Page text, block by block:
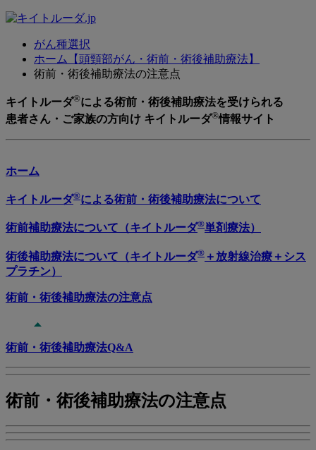
がん種選択
ホーム【頭頸部がん・術前・術後補助療法】
術前・術後補助療法の注意点
キイトルーダ®による術前・術後補助療法を受けられる
患者さん・ご家族の方向け キイトルーダ®情報サイト
ホーム
キイトルーダ®による術前・術後補助療法について
術前補助療法について（キイトルーダ®単剤療法）
術後補助療法について（キイトルーダ® ＋放射線治療＋シス
プラチン）
術前・術後補助療法の注意点
術前・術後補助療法Q&A
術前・術後補助療法の注意点